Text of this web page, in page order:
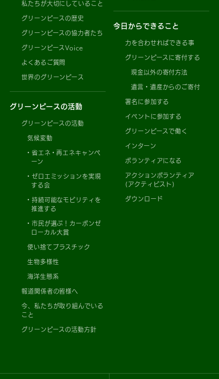
私たちが大切にしていること
グリーンピースの歴史
グリーンピースの協力者たち
グリーンピースVoice
よくあるご質問
世界のグリーンピース
グリーンピースの活動
グリーンピースの活動
気候変動
省エネ・再エネキャンペ
ーン
ゼロエミッションを実現
する会
持続可能なモビリティを
推進する
市民が選ぶ！カーボンゼ
ローカル大賞
使い捨てプラスチック
生物多様性
海洋生態系
報道関係者の皆様へ
今、私たちが取り組んでいる
こと
グリーンピースの活動方針
今日からできること
力を合わせればできる事
グリーンピースに寄付する
現金以外の寄付方法
遺言・遺産からのご寄付
署名に参加する
イベントに参加する
グリーンピースで働く
インターン
ボランティアになる
アクションボランティア
(アクティビスト)
ダウンロード